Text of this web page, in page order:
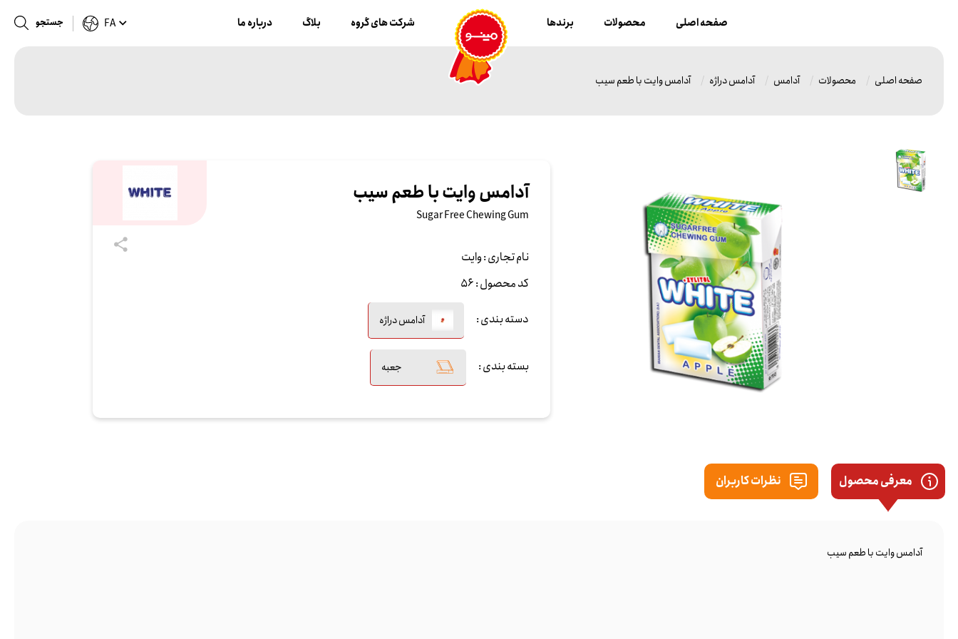
صفحه اصلی محصولات برندها شرکت های گروه بلاگ درباره ما FA جستجو
صفحه اصلی محصولات آدامس آدامس دراژه آدامس وایت با طعم سیب
آدامس وایت با طعم سیب
Sugar Free Chewing Gum
نام تجاری :وایت
کد محصول :56
دسته بندی : آدامس دراژه
بسته بندی : جعبه
معرفی محصول نظرات کاربران
آدامس وایت با طعم سیب